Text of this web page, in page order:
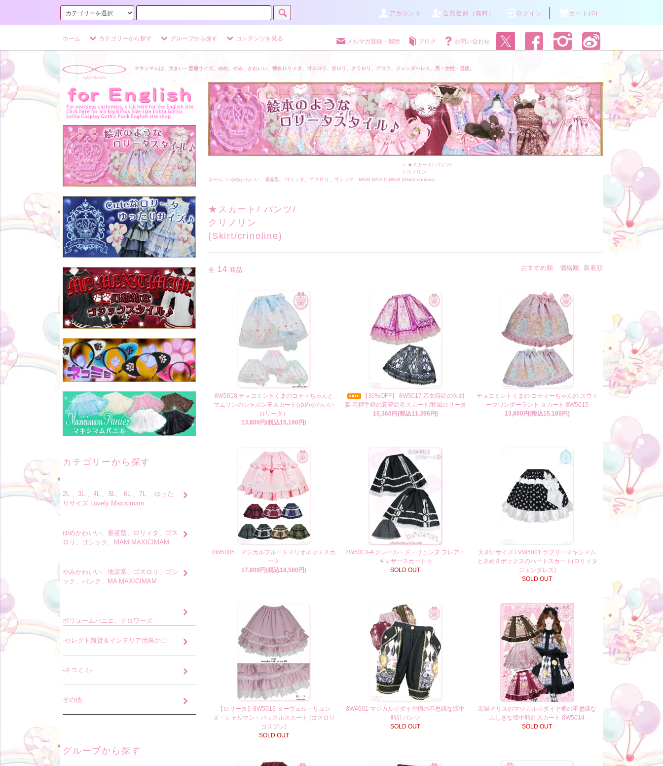
アカウント 会員登録（無料） ログイン カート(0)
ホーム カテゴリーから探す グループから探す コンテンツを見る メルマガ登録・解除 ブログ お問い合わせ
マキシマムは、大きい～普通サイズ、ゆめ、やみ、かわいい、懐古ロリィタ、ゴスロリ、甘ロリ、クラロリ、デコラ、ジェンダーレス、男・女性・通販。
ホーム > ゆめかわいい、量産型、ロリィタ、ゴスロリ、ゴシック、MAM MAXICIMAM
> ★スカート/ パンツ/
クリノリン
(Skirt/crinoline)
★スカート/ パンツ/
クリノリン
(Skirt/crinoline)
全 14 商品 おすすめ順 価格順 新着順
8W5018 チョコミントくまのコティちゃんと
マムリンのシャボン玉スカート(ゆめかわいい
ロリータ）
13,800円(税込15,180円)
【30%OFF】 8W5017 乙女蒔絵の矢絣
宴 花押手箱の真夢絵巻スカート/和風ロリータ
10,360円(税込11,396円)
チョコミントくまの コティーちゃんの スウィ
ーツワンダーランド スカート 8W5015
13,800円(税込15,180円)
8W5005 マジカルフルートマリオネットスカ
ート
17,800円(税込19,580円)
8W5013-A クレール・ド・リュンヌ フレアー
ギャザースカート☆
SOLD OUT
大きいサイズ LVW5001 ラブリーマキシマム
ときめきボックスのハートスカート(ロリィタ
ジェンダレス)
SOLD OUT
【ロリータ】8W5016 ヌーヴェル・リュン
ヌ・シャルマン・バッスルスカート (ゴスロリ
コスプレ)
SOLD OUT
8W4001 マジカル☆ダイヤ柄の不思議な懐中
時計パンツ
SOLD OUT
黒猫アリスのマジカル☆ダイヤ柄の不思議な
ふしぎな懐中時計スカート 8W5014
SOLD OUT
カテゴリーから探す
2L 、3L 、4L 、5L、 6L 、7L 、ゆった
りサイズ Lovely Maxicimam
ゆめかわいい、量産型、ロリィタ、ゴス
ロリ、ゴシック、MAM MAXICIMAM
やみかわいい、地雷系、ゴスロリ、ゴシ
ック、パンク、MA MAXICIMAM
ボリュームパニエ、ドロワーズ
-セレクト雑貨＆インテリア用鳥かご-
-ネコミミ-
その他
グループから探す